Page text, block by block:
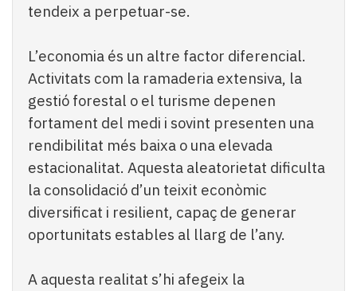
tendeix a perpetuar-se.
L’economia és un altre factor diferencial.
Activitats com la ramaderia extensiva, la
gestió forestal o el turisme depenen
fortament del medi i sovint presenten una
rendibilitat més baixa o una elevada
estacionalitat. Aquesta aleatorietat dificulta
la consolidació d’un teixit econòmic
diversificat i resilient, capaç de generar
oportunitats estables al llarg de l’any.
A aquesta realitat s’hi afegeix la